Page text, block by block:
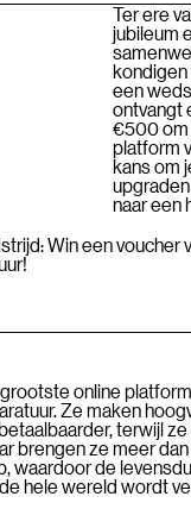
Win een voucher
Ter ere
jubileum
een
ontvangt
€500
platform
kans om
naar een
grootste online
Ze maken
terwijl
brengen ze meer
waardoor de
hele wereld wordt